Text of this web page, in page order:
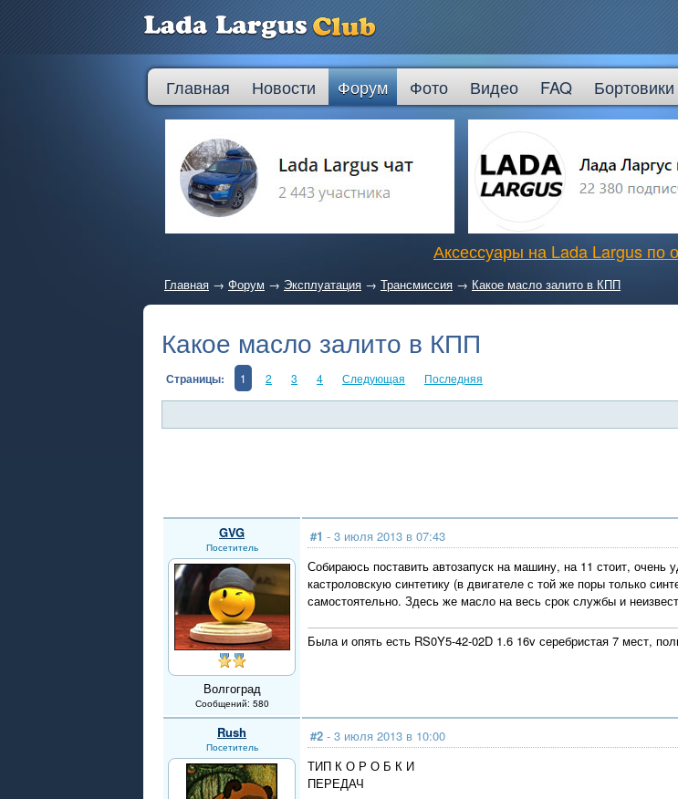
Главная Новости Форум Фото Видео FAQ Бортовики
Аксессуары на Lada Largus по
Главная → Форум → Эксплуатация → Трансмиссия → Какое масло залито в КПП
Какое масло залито в КПП
Страницы: 1 2 3 4 Следующая Последняя
GVG
Посетитель
Волгоград
Сообщений: 580
#1 - 3 июля 2013 в 07:43
Собираюсь поставить автозапуск на машину, на 11 стоит,
кастроловскую синтетику (в двигателе с той же поры только
самостоятельно. Здесь же масло на весь срок службы и
Была и опять есть RS0Y5-42-02D 1.6 16v серебристая 7 мест,
Rush
Посетитель
#2 - 3 июля 2013 в 10:00
ТИП К О Р О Б К И
ПЕРЕДАЧ